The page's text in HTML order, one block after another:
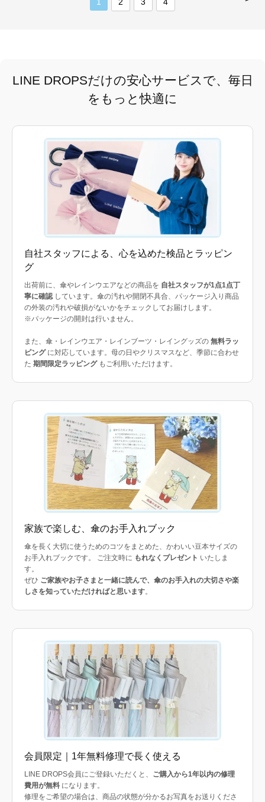
1 2 3 4
LINE DROPSだけの安心サービスで、毎日
をもっと快適に
自社スタッフによる、心を込めた検品とラッピン
グ
出荷前に、傘やレインウエアなどの商品を 自社スタッフが1点1点丁
寧に確認しています。傘の汚れや開閉不具合、パッケージ入り商品
の外装の汚れや破損がないかをチェックしてお届けします。
※パッケージの開封は行いません。
また、傘・レインウエア・レインブーツ・レイングッズの 無料ラッ
ピングに対応しています。母の日やクリスマスなど、季節に合わせ
た 期間限定ラッピングもご利用いただけます。
家族で楽しむ、傘のお手入れブック
傘を長く大切に使うためのコツをまとめた、かわいい豆本サイズの
お手入れブックです。 ご注文時に もれなくプレゼント いたしま
す。
ぜひ ご家族やお子さまと一緒に読んで、傘のお手入れの大切さや楽
しさを知っていただければと思います。
会員限定｜1年無料修理で長く使える
LINE DROPS会員にご登録いただくと、 ご購入から1年以内の修理
費用が無料 になります。
修理をご希望の場合は、商品の状態が分かるお写真をお送りくださ